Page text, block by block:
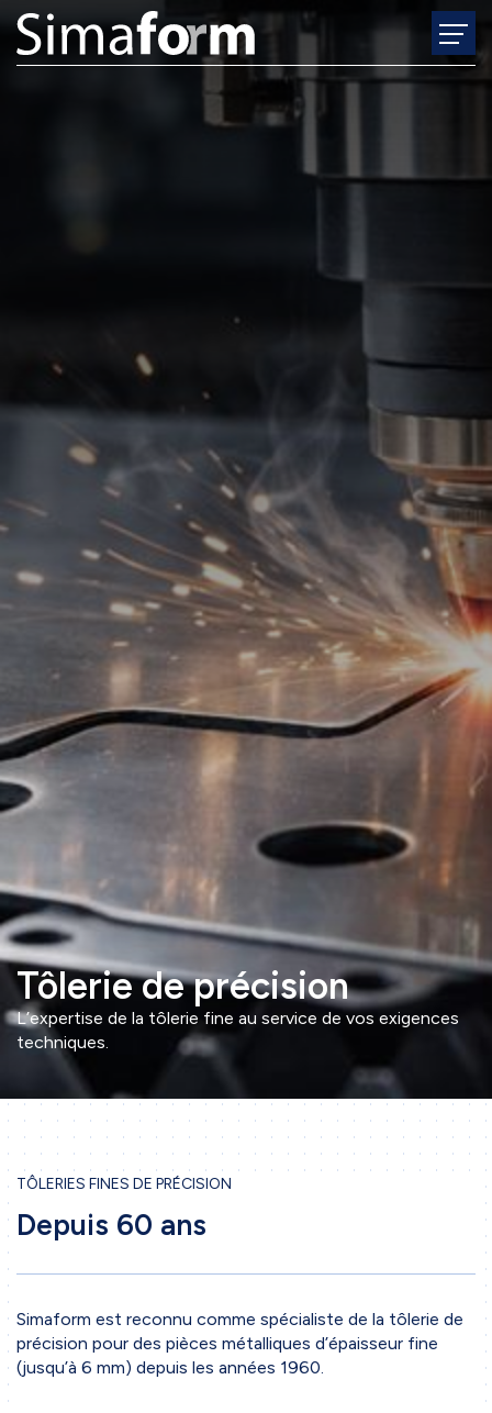
Tôlerie de précision
L’expertise de la tôlerie fine au service de vos exigences
techniques.
TÔLERIES FINES DE PRÉCISION
Depuis 60 ans
Simaform est reconnu comme spécialiste de la tôlerie de
précision pour des pièces métalliques d’épaisseur fine
(jusqu’à 6 mm) depuis les années 1960.